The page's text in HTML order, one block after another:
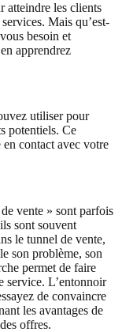
atteindre les clients
Mais qu’est-
besoin et
apprendrez
utiliser pour
potentiels. Ce
en contact avec votre
vente » sont parfois
sont souvent
le tunnel de vente,
son problème, son
permet de faire
service. L’entonnoir
de convaincre
les avantages de
offres.